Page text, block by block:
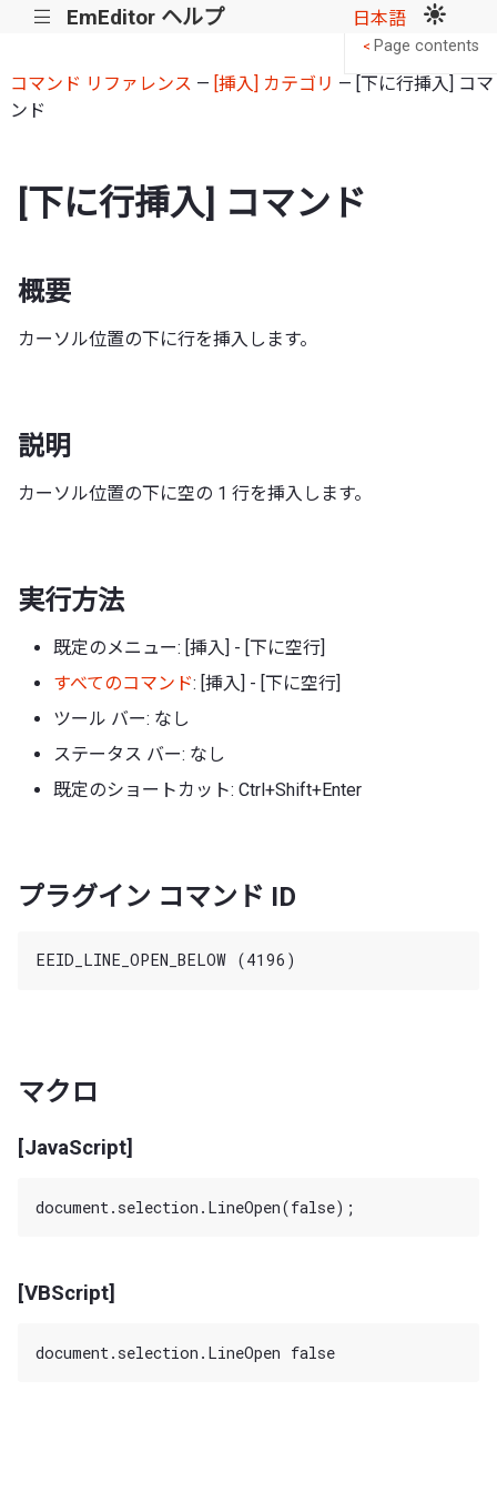
||| EmEditor ヘルプ 日本語
コマンド リファレンス — [挿入] カテゴリ — [下に行挿入] コマ
ンド
[下に行挿入] コマンド
概要
カーソル位置の下に行を挿入します。
説明
カーソル位置の下に空の 1 行を挿入します。
実行方法
既定のメニュー: [挿入] - [下に空行]
すべてのコマンド: [挿入] - [下に空行]
ツール バー: なし
ステータス バー: なし
既定のショートカット: Ctrl+Shift+Enter
プラグイン コマンド ID
マクロ
[JavaScript]
[VBScript]
< Page contents